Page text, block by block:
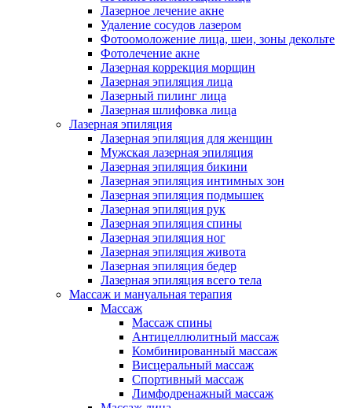
Лазерное лечение акне
Удаление сосудов лазером
Фотоомоложение лица, шеи, зоны декольте
Фотолечение акне
Лазерная коррекция морщин
Лазерная эпиляция лица
Лазерный пилинг лица
Лазерная шлифовка лица
Лазерная эпиляция
Лазерная эпиляция для женщин
Мужская лазерная эпиляция
Лазерная эпиляция бикини
Лазерная эпиляция интимных зон
Лазерная эпиляция подмышек
Лазерная эпиляция рук
Лазерная эпиляция спины
Лазерная эпиляция ног
Лазерная эпиляция живота
Лазерная эпиляция бедер
Лазерная эпиляция всего тела
Массаж и мануальная терапия
Массаж
Массаж спины
Антицеллюлитный массаж
Комбинированный массаж
Висцеральный массаж
Спортивный массаж
Лимфодренажный массаж